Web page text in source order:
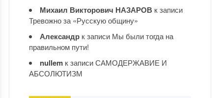
Михаил Викторович НАЗАРОВ к записи
Тревожно за «Русскую общину»
Александрк записи Мы были тогда на
правильном пути!
nullemк записиСАМОДЕРЖАВИЕ И
АБСОЛЮТИЗМ